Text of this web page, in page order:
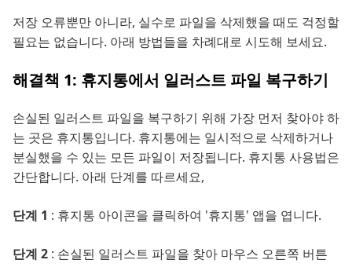
저장 오류뿐만 아니라, 실수로 파일을 삭제했을 때도 걱정할
필요는 없습니다. 아래 방법들을 차례대로 시도해 보세요.
해결책 1: 휴지통에서 일러스트 파일 복구하기
손실된 일러스트 파일을 복구하기 위해 가장 먼저 찾아야 하
는 곳은 휴지통입니다. 휴지통에는 일시적으로 삭제하거나
분실했을 수 있는 모든 파일이 저장됩니다. 휴지통 사용법은
간단합니다. 아래 단계를 따르세요,
단계 1 : 휴지통 아이콘을 클릭하여 '휴지통' 앱을 엽니다.
단계 2 : 손실된 일러스트 파일을 찾아 마우스 오른쪽 버튼